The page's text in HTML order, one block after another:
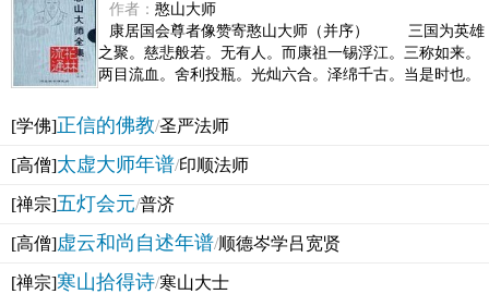
作者： 憨山大师
康居国会尊者像赞寄憨山大师（并序） 三国为英雄
之聚。慈悲般若。无有人。而康祖一锡浮江。三称如来。
两目流血。舍利投瓶。光灿六合。泽绵千古。当是时也。
[学佛]正信的佛教/圣严法师
[高僧]太虚大师年谱/印顺法师
[禅宗]五灯会元/普济
[高僧]虚云和尚自述年谱/顺德岑学吕宽贤
[禅宗]寒山拾得诗/寒山大士